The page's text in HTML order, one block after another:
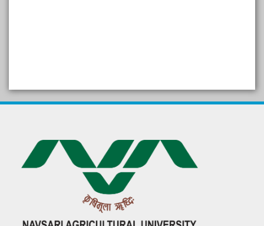
Arogya setu App information
in Gujarati
દેશી ગાય આધારિત પ્રાકૃતિક ખેતી
गुणवत्ता युक्त कृषि-शिक्षा एक पहल" - भारतीय
कृषि अनुसंधान परिषद की 25वीं अखिल
भारतीय कृषि प्रवेश परीक्षा 2020